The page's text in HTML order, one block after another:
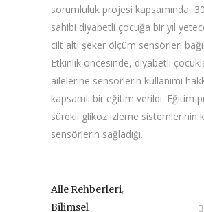
sorumluluk projesi kapsamında,
sahibi diyabetli çocuğa bir yıl
cilt altı şeker ölçüm sensörleri
Etkinlik öncesinde, diyabetli
ailelerine sensörlerin kullanımı
kapsamlı bir eğitim verildi. Eğitim
sürekli glikoz izleme sistemlerinin
sensörlerin sağladığı...
Aile Rehberleri,
Bilimsel